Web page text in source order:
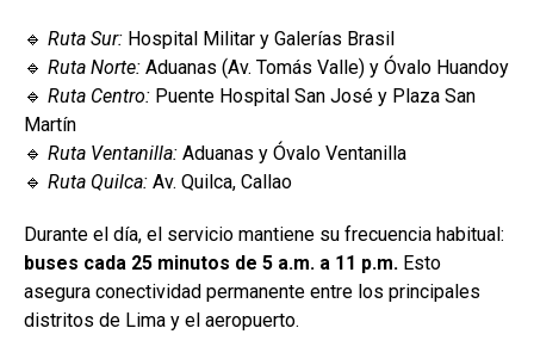
🔹 Ruta Sur: Hospital Militar y Galerías Brasil
🔹 Ruta Norte: Aduanas (Av. Tomás Valle) y Óvalo Huandoy
🔹 Ruta Centro: Puente Hospital San José y Plaza San
Martín
🔹 Ruta Ventanilla: Aduanas y Óvalo Ventanilla
🔹 Ruta Quilca: Av. Quilca, Callao
Durante el día, el servicio mantiene su frecuencia habitual:
buses cada 25 minutos de 5 a.m. a 11 p.m. Esto
asegura conectividad permanente entre los principales
distritos de Lima y el aeropuerto.